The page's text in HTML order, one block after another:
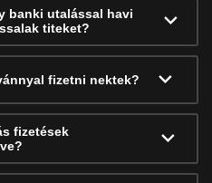
banki utalással havi
titeket?
fizetni nektek?
fizetések